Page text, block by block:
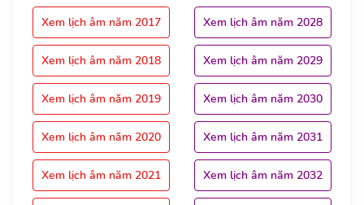
Xem lịch âm năm 2017
Xem lịch âm năm 2018
Xem lịch âm năm 2019
Xem lịch âm năm 2020
Xem lịch âm năm 2021
Xem lịch âm năm 2028
Xem lịch âm năm 2029
Xem lịch âm năm 2030
Xem lịch âm năm 2031
Xem lịch âm năm 2032